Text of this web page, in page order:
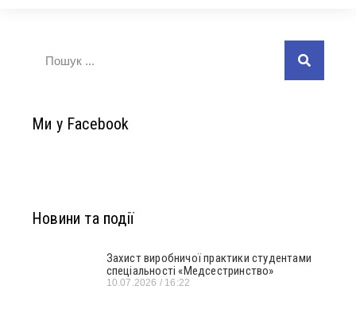
Ми у Facebook
Новини та події
Захист виробничої практики студентами
спеціальності «Медсестринство»
10.07.2026 16:22